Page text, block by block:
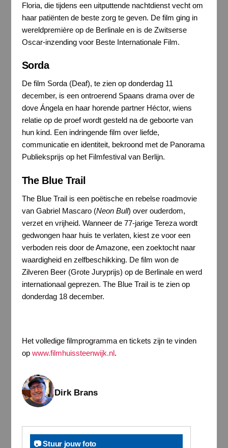
Floria, die tijdens een uitputtende nachtdienst vecht om
haar patiënten de beste zorg te geven. De film ging in
wereldpremière op de Berlinale en is de Zwitserse
Oscar-inzending voor Beste Internationale Film.
Sorda
De film Sorda (Deaf), te zien op donderdag 11
december, is een ontroerend Spaans drama over de
dove Ángela en haar horende partner Héctor, wiens
relatie op de proef wordt gesteld na de geboorte van
hun kind. Een indringende film over liefde,
communicatie en identiteit, bekroond met de Panorama
Publieksprijs op het Filmfestival van Berlijn.
The Blue Trail
The Blue Trail is een poëtische en rebelse roadmovie
van Gabriel Mascaro (Neon Bull) over ouderdom,
verzet en vrijheid. Wanneer de 77-jarige Tereza wordt
gedwongen haar huis te verlaten, kiest ze voor een
verboden reis door de Amazone, een zoektocht naar
waardigheid en zelfbeschikking. De film won de
Zilveren Beer (Grote Juryprijs) op de Berlinale en werd
internationaal geprezen. The Blue Trail is te zien op
donderdag 18 december.
Het volledige filmprogramma en tickets zijn te vinden
op www.filmhuissteenwijk.nl.
Dirk Brans
📷 Stuur jouw foto